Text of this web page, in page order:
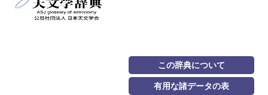
この辞典について
有用な諸データの表